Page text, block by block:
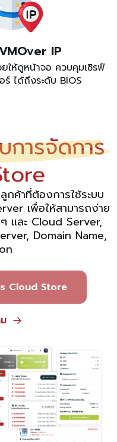
IP
ยให้ดูหน้าจอ ควบคุมเซิรฟ์
ร์ ได้ถึงระดับ BIOS
การจัดการ
กค้าที่ต้องการใช้ระบบ
เพื่อให้สามารถง่าย
และ Cloud Server,
Domain Name,
Cloud Store